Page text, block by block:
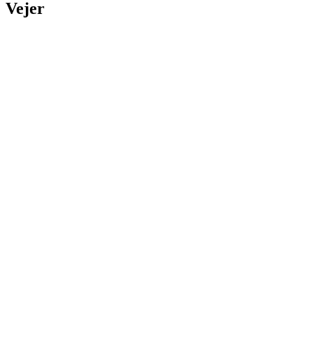
Vejer